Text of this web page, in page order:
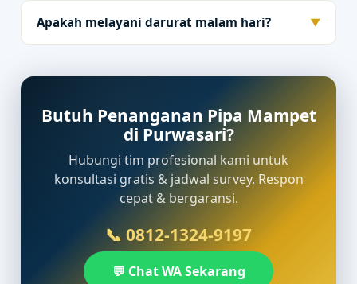
Apakah melayani darurat malam hari? ▼
Butuh Penanganan Pipa Mampet
di Purwasari?
Hubungi tim profesional kami untuk
konsultasi gratis & jadwal survey. Respon
cepat & bergaransi.
📞 0812-1324-9197
💬 Chat WA Sekarang